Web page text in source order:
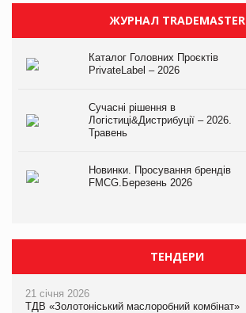
ЖУРНАЛ TRADEMASTER
Каталог Головних Проєктів
PrivateLabel – 2026
Сучасні рішення в
Логістиці&Дистрибуції – 2026.
Травень
Новинки. Просування брендів
FMCG.Березень 2026
ТЕНДЕРИ
21 січня 2026
ТДВ «Золотоніський маслоробний комбінат»